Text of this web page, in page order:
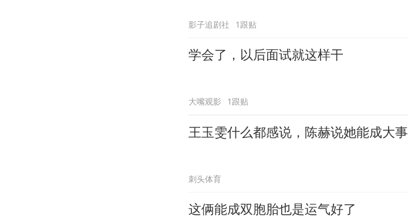
影子追剧社 1跟贴
学会了，以后面试就这样干
大嘴观影 1跟贴
王玉雯什么都感说，陈赫说她能成大事
刺头体育
这俩能成双胞胎也是运气好了